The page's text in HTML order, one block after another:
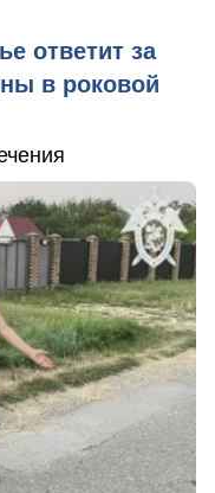
ответит за
в роковой